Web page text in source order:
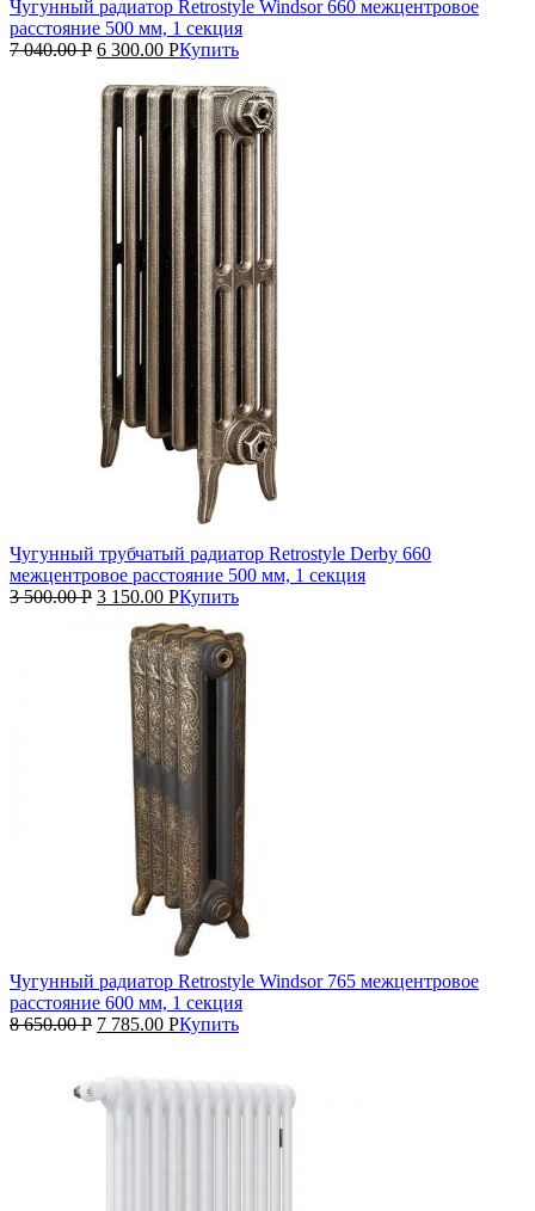
Чугунный радиатор Retrostyle Windsor 660 межцентровое
расстояние 500 мм, 1 секция
7 040.00Р 6 300.00 РКупить
Чугунный трубчатый радиатор Retrostyle Derby 660
межцентровое расстояние 500 мм, 1 секция
3 500.00Р 3 150.00 РКупить
Чугунный радиатор Retrostyle Windsor 765 межцентровое
расстояние 600 мм, 1 секция
8 650.00Р 7 785.00 РКупить